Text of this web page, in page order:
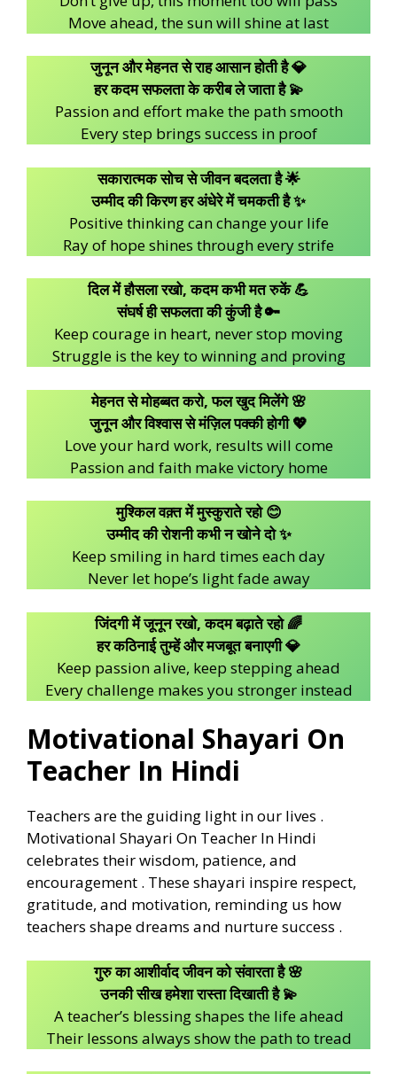
Move ahead, the sun will shine at last
जुनून और मेहनत से राह आसान होती है 💎
हर कदम सफलता के करीब ले जाता है 💫
Passion and effort make the path smooth
Every step brings success in proof
सकारात्मक सोच से जीवन बदलता है 🌟
उम्मीद की किरण हर अंधेरे में चमकती है ✨
Positive thinking can change your life
Ray of hope shines through every strife
दिल में हौसला रखो, कदम कभी मत रुकें 💪
संघर्ष ही सफलता की कुंजी है 🔑
Keep courage in heart, never stop moving
Struggle is the key to winning and proving
मेहनत से मोहब्बत करो, फल खुद मिलेंगे 🌸
जुनून और विश्वास से मंज़िल पक्की होगी 💖
Love your hard work, results will come
Passion and faith make victory home
मुश्किल वक़्त में मुस्कुराते रहो 😊
उम्मीद की रोशनी कभी न खोने दो ✨
Keep smiling in hard times each day
Never let hope’s light fade away
जिंदगी में जूनून रखो, कदम बढ़ाते रहो 🌈
हर कठिनाई तुम्हें और मजबूत बनाएगी 💎
Keep passion alive, keep stepping ahead
Every challenge makes you stronger instead
Motivational Shayari On
Teacher In Hindi
Teachers are the guiding light in our lives .
Motivational Shayari On Teacher In Hindi
celebrates their wisdom, patience, and
encouragement . These shayari inspire respect,
gratitude, and motivation, reminding us how
teachers shape dreams and nurture success .
गुरु का आशीर्वाद जीवन को संवारता है 🌸
उनकी सीख हमेशा रास्ता दिखाती है 💫
A teacher’s blessing shapes the life ahead
Their lessons always show the path to tread